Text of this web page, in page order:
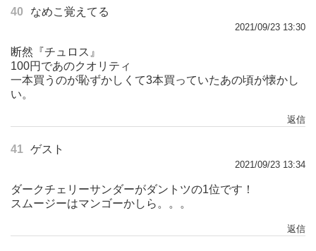
40 なめこ覚えてる
2021/09/23 13:30
断然『チュロス』
100円であのクオリティ
一本買うのが恥ずかしくて3本買っていたあの頃が懐かし
い。
返信
41 ゲスト
2021/09/23 13:34
ダークチェリーサンダーがダントツの1位です！
スムージーはマンゴーかしら。。。
返信